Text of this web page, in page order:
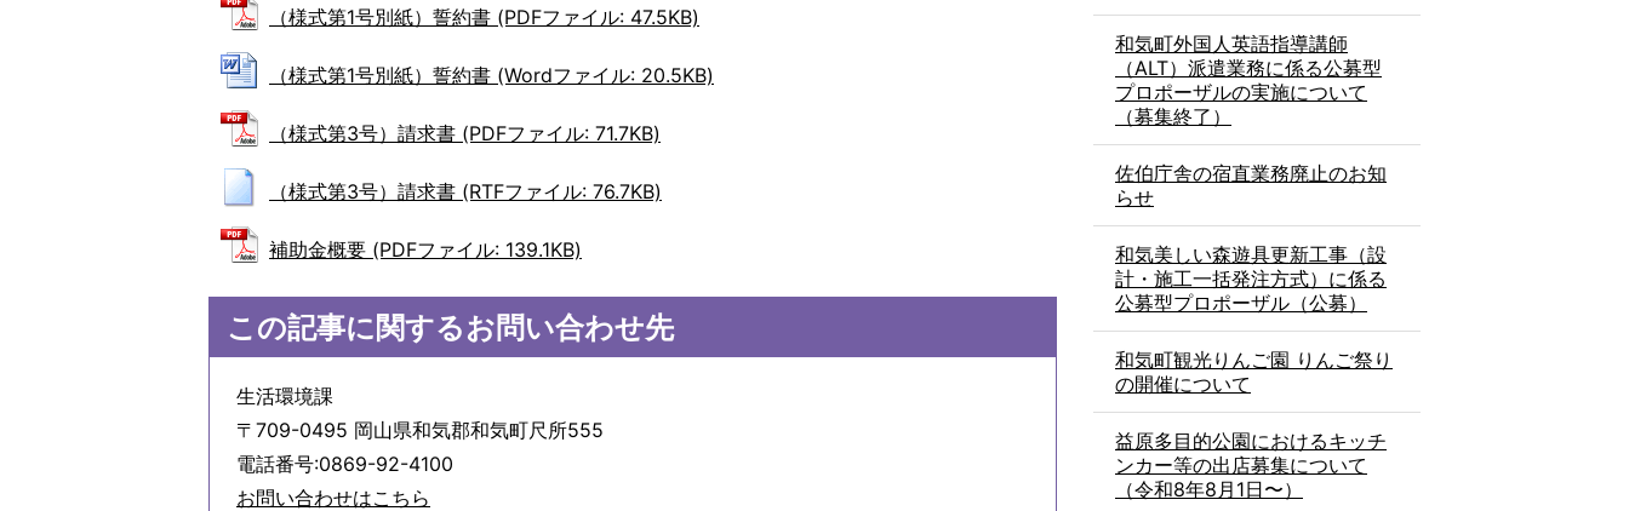
（様式第1号別紙）誓約書 (PDFファイル: 47.5KB)
（様式第1号別紙）誓約書 (Wordファイル: 20.5KB)
（様式第3号）請求書 (PDFファイル: 71.7KB)
（様式第3号）請求書 (RTFファイル: 76.7KB)
補助金概要 (PDFファイル: 139.1KB)
この記事に関するお問い合わせ先
生活環境課
〒709-0495 岡山県和気郡和気町尺所555
電話番号:0869-92-4100
お問い合わせはこちら
和気町外国人英語指導講師
（ALT）派遣業務に係る公募型
プロポーザルの実施について
（募集終了）
佐伯庁舎の宿直業務廃止のお知
らせ
和気美しい森遊具更新工事（設
計・施工一括発注方式）に係る
公募型プロポーザル（公募）
和気町観光りんご園 りんご祭り
の開催について
益原多目的公園におけるキッチ
ンカー等の出店募集について
（令和8年8月1日〜）